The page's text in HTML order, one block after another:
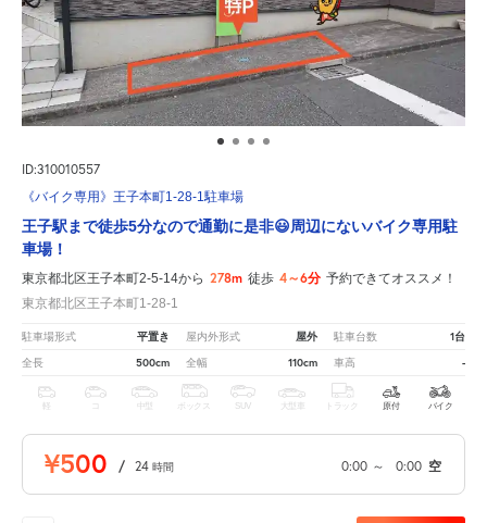
ID:310010557
《バイク専用》王子本町1-28-1駐車場
王子駅まで徒歩5分なので通勤に是非😃周辺にないバイク専用駐
車場！
東京都北区王子本町2-5-14から 278m 徒歩 4～6分 予約できてオススメ！
東京都北区王子本町1-28-1
駐車場形式 平置き 屋内外形式 屋外 駐車台数 1台
全長 500cm 全幅 110cm 車高 -
軽 中型 ボックス SUV 大型車 トラック 原付 バイク
¥500 / 24 時間 0:00 ～ 0:00 空